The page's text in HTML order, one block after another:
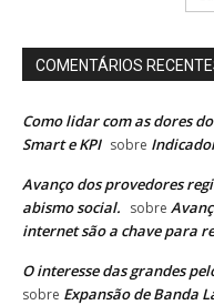
COMENTÁRIOS
Como lidar com as dores
Smart e KPI sobre
Avanço dos provedores
abismo social. sobre
internet são a chave para
O interesse das grandes
sobre Expansão de Banda